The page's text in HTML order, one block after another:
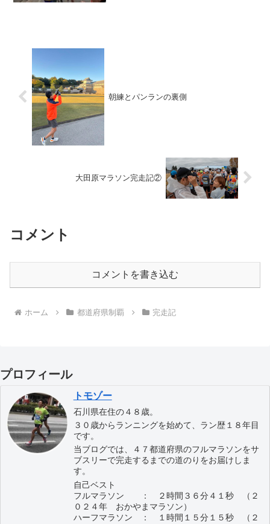
朝練とパンランの裏側
大田原マラソン完走記②
コメント
コメントを書き込む
ホーム 都道府県制覇 完走記
プロフィール
トモゾー
石川県在住の４８歳。
３０歳からランニングを始めて、ラン歴１８年目
です。
当ブログでは、４７都道府県のフルマラソンをサ
ブスリーで完走するまでの道のりをお届けしま
す。
自己ベスト
フルマラソン ： ２時間３６分４１秒 （２
０２４年 おかやまマラソン）
ハーフマラソン ： １時間１５分１５秒 （２